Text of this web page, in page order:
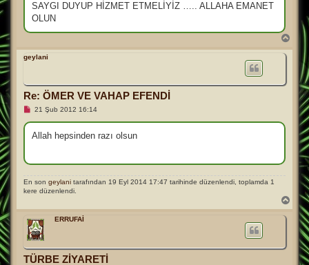
SAYGI DUYUP HİZMET ETMELİYİZ ….. ALLAHA EMANET
OLUN
geylani
Re: ÖMER VE VAHAP EFENDİ
O
u
n
ı
m
e
a
21 Şub 2012 16:14
Allah hepsinden razı olsun
En son geylani tarafından 19 Eyl 2014 17:47 tarihinde düzenlendi, toplamda 1
kere düzenlendi.
a
ERRUFAİ
TÜRBE ZİYARETİ